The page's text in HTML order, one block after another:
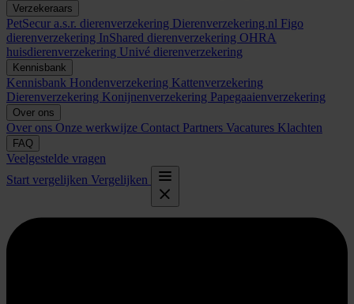
Verzekeraars
PetSecur a.s.r. dierenverzekering Dierenverzekering.nl Figo
dierenverzekering InShared dierenverzekering OHRA
huisdierenverzekering Univé dierenverzekering
Kennisbank
Kennisbank Hondenverzekering Kattenverzekering
Dierenverzekering Konijnenverzekering Papegaaienverzekering
Over ons
Over ons Onze werkwijze Contact Partners Vacatures Klachten
FAQ
Veelgestelde vragen
Start vergelijken Vergelijken